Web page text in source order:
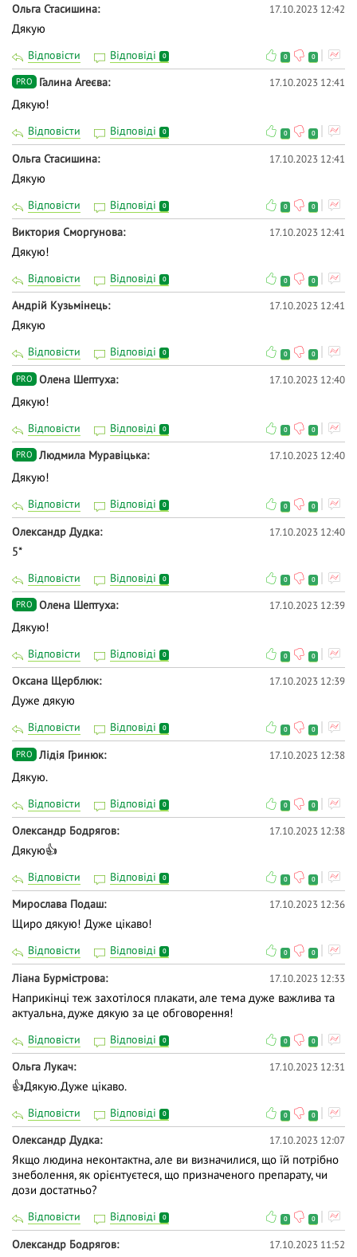
Ольга Стасишина 17.10.2023 12:42
Дякую
Відповісти Відповіді 0 0 0
PRO Галина Агеєва 17.10.2023 12:41
Дякую!
Відповісти Відповіді 0 0 0
Ольга Стасишина 17.10.2023 12:41
Дякую
Відповісти Відповіді 0 0 0
Виктория Сморгунова 17.10.2023 12:41
Дякую!
Відповісти Відповіді 0 0 0
Андрій Кузьмінець 17.10.2023 12:41
Дякую
Відповісти Відповіді 0 0 0
PRO Олена Шептуха 17.10.2023 12:40
Дякую!
Відповісти Відповіді 0 0 0
PRO Людмила Муравіцька 17.10.2023 12:40
Дякую!
Відповісти Відповіді 0 0 0
Олександр Дудка 17.10.2023 12:40
5*
Відповісти Відповіді 0 0 0
PRO Олена Шептуха 17.10.2023 12:39
Дякую!
Відповісти Відповіді 0 0 0
Оксана Щерблюк 17.10.2023 12:39
Дуже дякую
Відповісти Відповіді 0 0 0
PRO Лідія Гринюк 17.10.2023 12:38
Дякую.
Відповісти Відповіді 0 0 0
Олександр Бодрягов 17.10.2023 12:38
Дякую👍
Відповісти Відповіді 0 0 0
Мирослава Подаш 17.10.2023 12:36
Щиро дякую! Дуже цікаво!
Відповісти Відповіді 0 0 0
Ліана Бурмістрова 17.10.2023 12:33
Наприкінці теж захотілося плакати, але тема дуже важлива та
актуальна, дуже дякую за це обговорення!
Відповісти Відповіді 0 0 0
Ольга Лукач 17.10.2023 12:31
👍Дякую.Дуже цікаво.
Відповісти Відповіді 0 0 0
Олександр Дудка 17.10.2023 12:07
Якщо людина неконтактна, але ви визначилися, що їй потрібно
знеболення, як орієнтуєтеся, що призначеного препарату, чи
дози достатньо?
Відповісти Відповіді 0 0 0
Олександр Бодрягов 17.10.2023 11:52